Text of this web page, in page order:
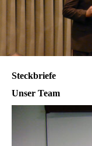
Steckbriefe
Unser Team